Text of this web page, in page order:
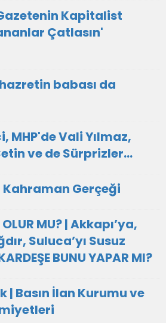
Kapitalist
Çatlasın'
babası da
MHP'de Vali Yılmaz,
ve de Sürprizler...
Gerçeği
OLUR MU? | Akkapı’ya,
Suluca’yı Susuz
BUNU YAPAR MI?
| Basın İlan Kurumu ve